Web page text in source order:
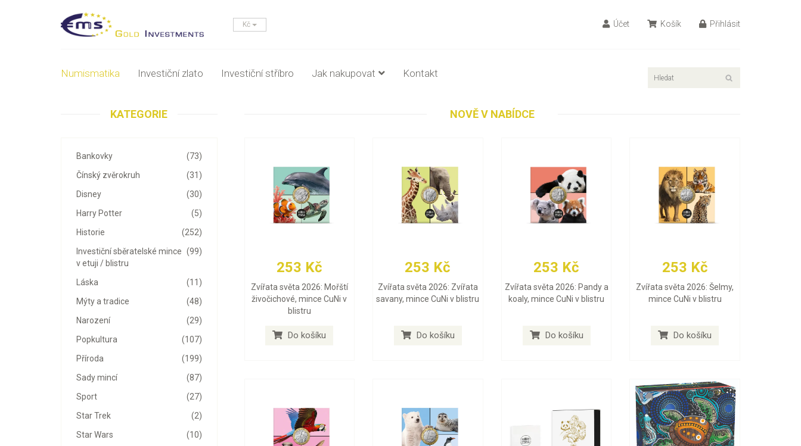
Kč Účet Košík Přihlásit
Numismatika Investiční zlato Investiční stříbro Jak nakupovat Kontakt
KATEGORIE
(73)
Bankovky
(31)
Čínský zvěrokruh
(30)
Disney
(5)
Harry Potter
(252)
Historie
(99)
Investiční sběratelské mince
v etuji / blistru
(11)
Láska
(48)
Mýty a tradice
(29)
Narození
(107)
Popkultura
(199)
Příroda
(87)
Sady mincí
(27)
Sport
(2)
Star Trek
(10)
Star Wars
NOVĚ V NABÍDCE
253 Kč
Zvířata světa 2026: Mořští
živočichové, mince CuNi v
blistru
Do košíku
253 Kč
Zvířata světa 2026: Zvířata
savany, mince CuNi v blistru
Do košíku
253 Kč
Zvířata světa 2026: Pandy a
koaly, mince CuNi v blistru
Do košíku
253 Kč
Zvířata světa 2026: Šelmy,
mince CuNi v blistru
Do košíku